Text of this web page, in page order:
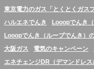
東京電力のガス「とくとくガス
ハルエネでんき
Looopでんき（
Looopでんき（ループでんき）
大阪ガス
電気のキャンペーン
エネチェンジDR（デマンドレ